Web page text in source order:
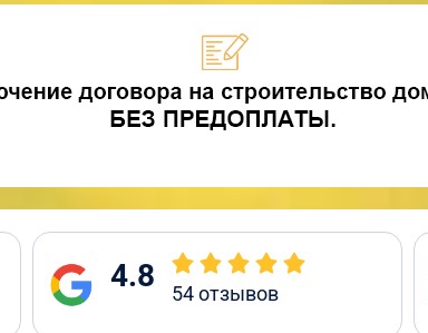
4.8 54отзывов